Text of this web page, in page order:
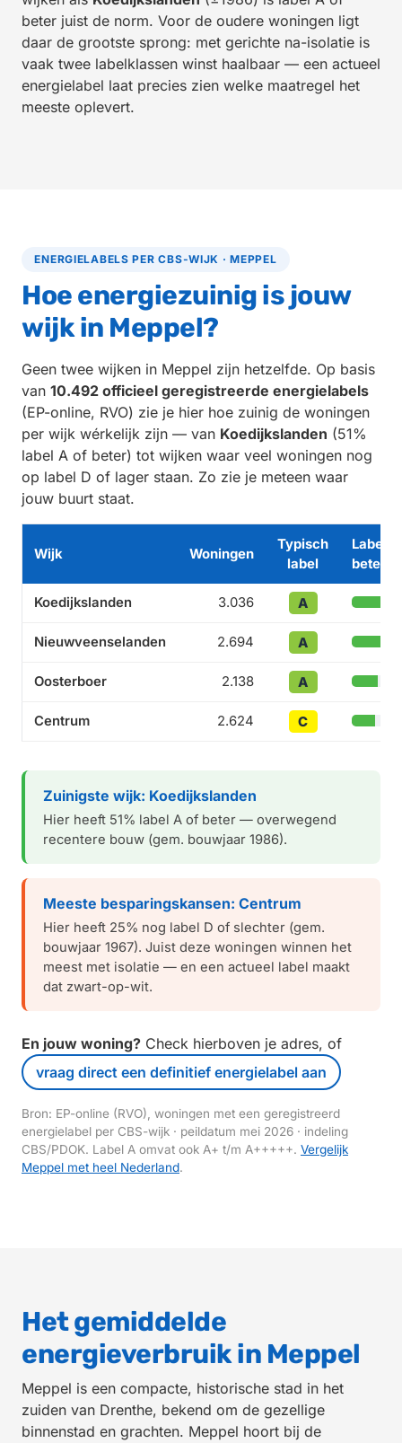
beter juist de norm. Voor de oudere woningen ligt
daar de grootste sprong: met gerichte na-isolatie is
vaak twee labelklassen winst haalbaar — een actueel
energielabel laat precies zien welke maatregel het
meeste oplevert.
ENERGIELABELS PER CBS-WIJK · MEPPEL
Hoe energiezuinig is jouw
wijk in Meppel?
Geen twee wijken in Meppel zijn hetzelfde. Op basis
van 10.492 officieel geregistreerde energielabels
(EP-online, RVO) zie je hier hoe zuinig de woningen
per wijk wérkelijk zijn — van Koedijkslanden (51%
label A of beter) tot wijken waar veel woningen nog
op label D of lager staan. Zo zie je meteen waar
jouw buurt staat.
Wijk Woningen
Typisch
label
Label
beter
Koedijkslanden 3.036 A
Nieuwveenselanden 2.694 A
Oosterboer 2.138 A
Centrum 2.624 C
Zuinigste wijk: Koedijkslanden
Hier heeft 51% label A of beter — overwegend
recentere bouw (gem. bouwjaar 1986).
Meeste besparingskansen: Centrum
Hier heeft 25% nog label D of slechter (gem.
bouwjaar 1967). Juist deze woningen winnen het
meest met isolatie — en een actueel label maakt
dat zwart-op-wit.
En jouw woning? Check hierboven je adres, of
vraag direct een definitief energielabel aan
Bron: EP-online (RVO), woningen met een geregistreerd
energielabel per CBS-wijk · peildatum mei 2026 · indeling
CBS/PDOK. Label A omvat ook A+ t/m A+++++. Vergelijk
Meppel met heel Nederland.
Het gemiddelde
energieverbruik in Meppel
Meppel is een compacte, historische stad in het
zuiden van Drenthe, bekend om de gezellige
binnenstad en grachten. Meppel hoort bij de